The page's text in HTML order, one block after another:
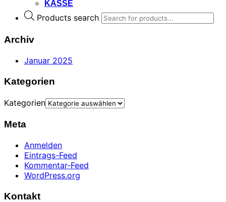
KASSE
Products search
Archiv
Januar 2025
Kategorien
Kategorien
Meta
Anmelden
Eintrags-Feed
Kommentar-Feed
WordPress.org
Kontakt